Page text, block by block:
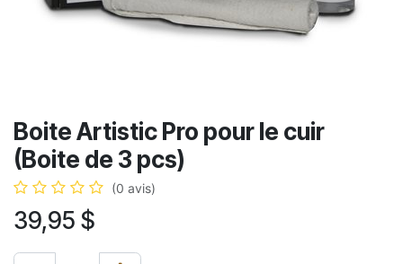
Boite Artistic Pro pour le cuir
(Boite de 3 pcs)
(0 avis)
39,95 $